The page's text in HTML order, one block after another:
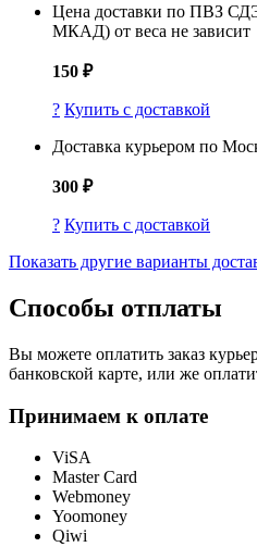
Цена доставки по ПВЗ
МКАД) от веса не зависит
150 ₽
? Купить с доставкой
Доставка курьером по
300 ₽
? Купить с доставкой
Показать другие варианты
Способы отплаты
Вы можете оплатить заказ
банковской карте, или же
Принимаем к оплате
ViSA
Master Card
Webmoney
Yoomoney
Qiwi